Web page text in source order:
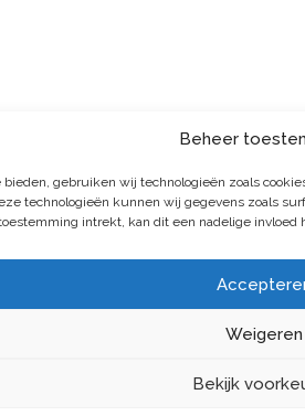
Beheer
gebruiken wij technologieën zoals
technologieën kunnen wij gegevens zoals
intrekt, kan dit een nadelige invloed
Weigeren
Bekijk